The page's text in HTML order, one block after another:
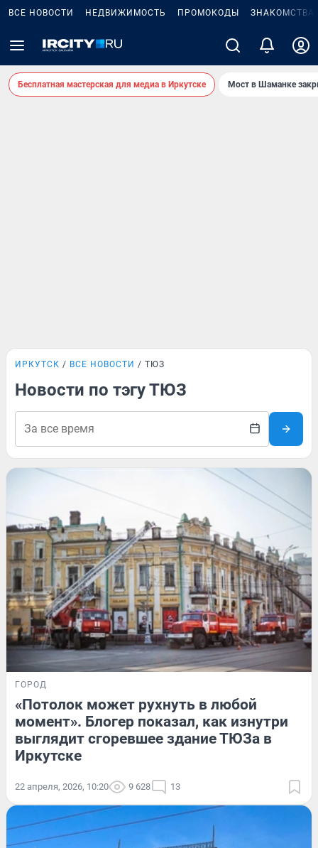
ВСЕ НОВОСТИ НЕДВИЖИМОСТЬ ПРОМОКОДЫ ЗНАКОМСТВА
Бесплатная мастерская для медиа в Иркутске Мост в Шаманке
ИРКУТСК ВСЕ НОВОСТИ ТЮЗ
Новости по тэгу ТЮЗ
ГОРОД
«Потолок может рухнуть в любой
момент». Блогер показал, как изнутри
выглядит сгоревшее здание ТЮЗа в
Иркутске
22 апреля, 2026, 10:20 9 628 13